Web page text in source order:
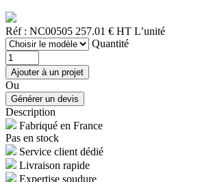
Réf : NC00505 257.01 € HT L’unité
Quantité
Ou
Description
Fabriqué en France
Pas en stock
Service client dédié
Livraison rapide
Expertise soudure